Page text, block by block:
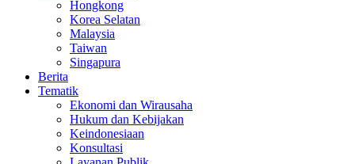
Hongkong
Korea Selatan
Malaysia
Taiwan
Singapura
Berita
Tematik
Ekonomi dan Wirausaha
Hukum dan Kebijakan
Keindonesiaan
Konsultasi